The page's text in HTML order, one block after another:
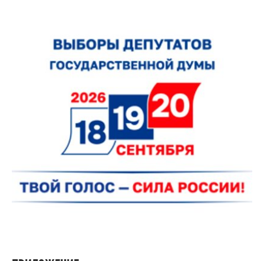
02.06.2026 15:00 Библиотекарь из Ивановской области
удостоена награды Минкультуры России
РАДИО РОССИИ ИВАНОВО